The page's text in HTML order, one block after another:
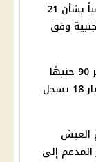
وزير الداخلية يصدر قراراً رسمياً بشأن 21
وفق
تراجع سعر الذهب اليوم بمصر 90 جنيهًا
بمنتصف تعاملات الثلاثاء وعيار 18 يسجل
العيش
إلى